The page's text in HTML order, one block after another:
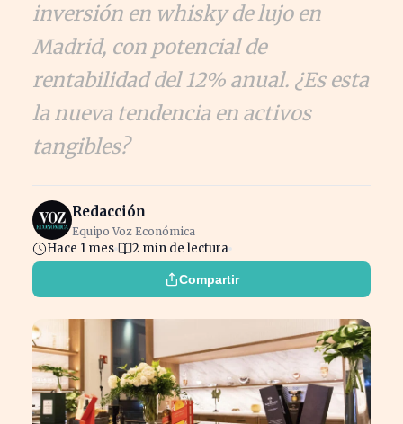
inversión en whisky de lujo en
Madrid, con potencial de
rentabilidad del 12% anual. ¿Es esta
la nueva tendencia en activos
tangibles?
Redacción
Equipo Voz Económica
Hace 1 mes 2 min de lectura
Compartir